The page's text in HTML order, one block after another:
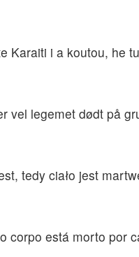
Karaiti i a koutou, he
vel legemet dødt på
tedy ciało jest
corpo está morto por